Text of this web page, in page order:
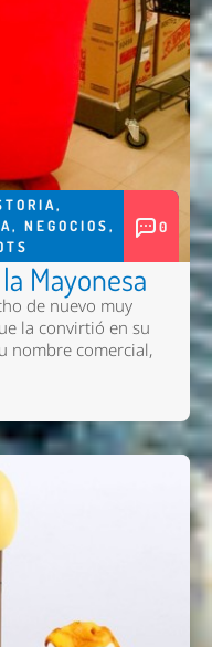
,
, NEGOCIOS,
0
Mayonesa
de nuevo muy
la convirtió en su
nombre comercial,